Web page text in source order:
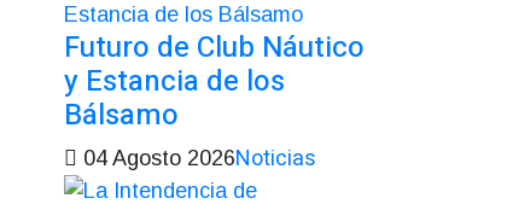
Futuro de Club Náutico
y Estancia de los
Bálsamo
04 Agosto 2026Noticias